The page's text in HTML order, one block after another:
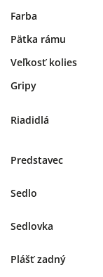
Farba
Pätka rámu
Veľkosť kolies
Gripy
Riadidlá
Predstavec
Sedlo
Sedlovka
Plášť zadný